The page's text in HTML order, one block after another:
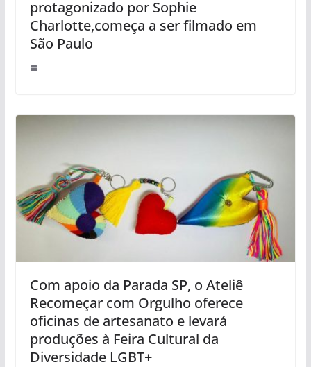
protagonizado por Sophie
Charlotte,começa a ser filmado em
São Paulo
Com apoio da Parada SP, o Ateliê
Recomeçar com Orgulho oferece
oficinas de artesanato e levará
produções à Feira Cultural da
Diversidade LGBT+